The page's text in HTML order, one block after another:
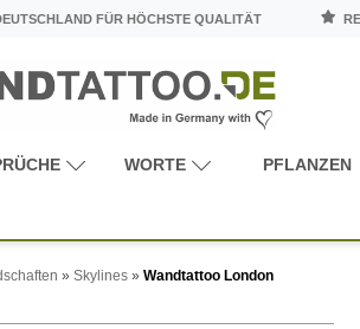
FÜR HÖCHSTE QUALITÄT
WORTE PFLANZEN
» Skylines » Wandtattoo London